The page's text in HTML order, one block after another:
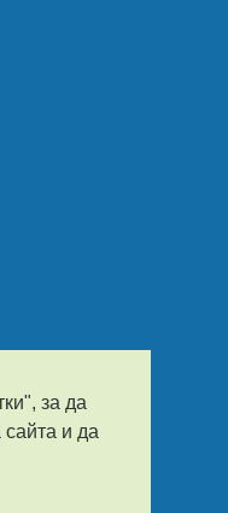
за да
и да